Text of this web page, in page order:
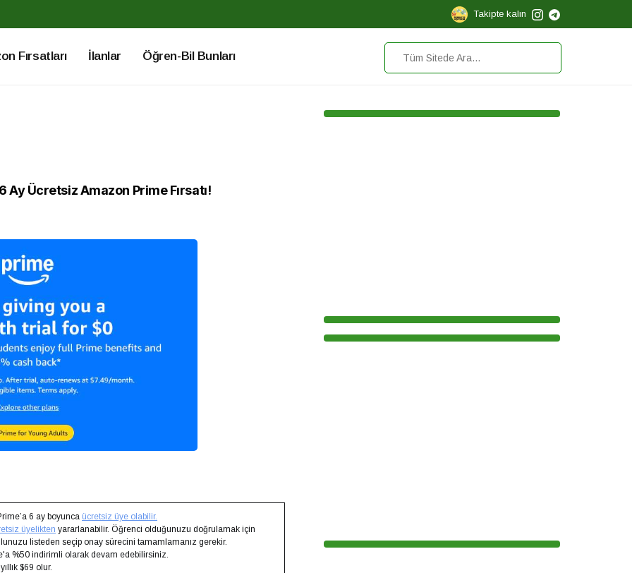
Takipte kalın
Fırsatları İlanlar Öğren-Bil Bunları
Ücretsiz Amazon Prime Fırsatı!
6 ay boyunca ücretsiz üye olabilir.
üyelikten yararlanabilir. Öğrenci olduğunuzu doğrulamak için
listeden seçip onay sürecini tamamlamanız gerekir.
%50 indirimli olarak devam edebilirsiniz.
$69 olur.